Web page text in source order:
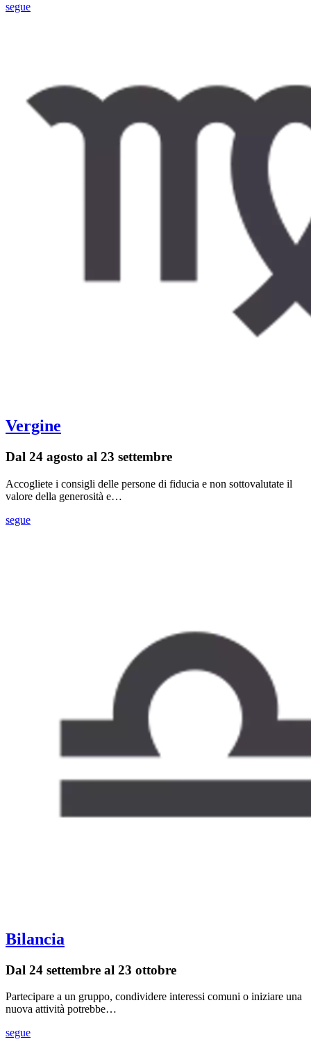
segue
Vergine
Dal 24 agosto al 23 settembre
Accogliete i consigli delle persone di fiducia e non sottovalutate il
valore della generosità e…
segue
Bilancia
Dal 24 settembre al 23 ottobre
Partecipare a un gruppo, condividere interessi comuni o iniziare una
nuova attività potrebbe…
segue